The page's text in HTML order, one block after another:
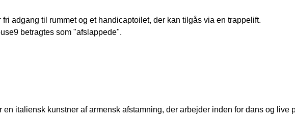
adgang til rummet og et handicaptoilet, der kan tilgås via en trappelift.
betragtes som "afslappede".
en italiensk kunstner af armensk afstamning, der arbejder inden for dans og live